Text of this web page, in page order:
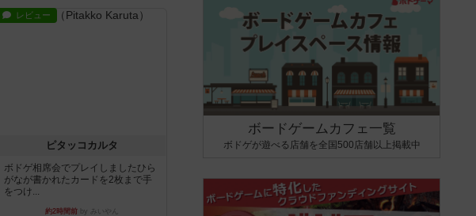
レビュー
ピタッコカルタ
ボドゲ相席会でプレイしましたひら
がなが書かれたカードを2枚まで手
をつけ...
約2時間前by みいやん
ボードゲームカフェ一覧
ボドゲが遊べる店舗を全国500店舗以上掲載中